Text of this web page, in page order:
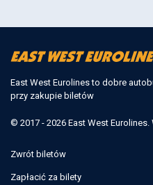
East West Eurolines to dobre
przy zakupie biletów
© 2017 - 2026 East West
Zwrót biletów
Zapłacić za bilety